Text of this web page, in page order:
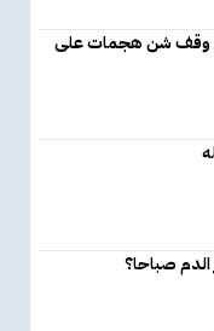
وقف شن هجمات على
صباحا؟